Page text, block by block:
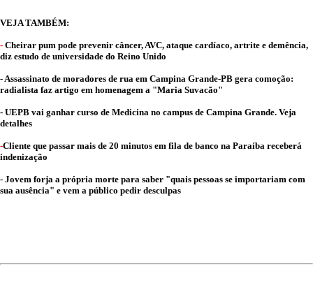
VEJA TAMBÉM:
- Cheirar pum pode prevenir câncer, AVC, ataque cardíaco, artrite e demência,
diz estudo de universidade do Reino Unido
- Assassinato de moradores de rua em Campina Grande-PB gera comoção:
radialista faz artigo em homenagem a "Maria Suvacão"
- UEPB vai ganhar curso de Medicina no campus de Campina Grande. Veja
detalhes
-Cliente que passar mais de 20 minutos em fila de banco na Paraíba receberá
indenização
- Jovem forja a própria morte para saber "quais pessoas se importariam com
sua ausência" e vem a público pedir desculpas